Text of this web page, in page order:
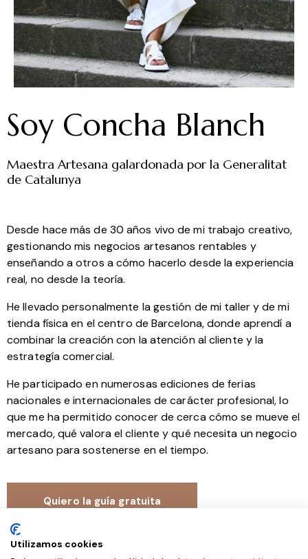
Soy Concha Blanch
Maestra Artesana galardonada por la Generalitat
de Catalunya
Desde hace más de 30 años vivo de mi trabajo creativo,
gestionando mis negocios artesanos rentables y
enseñando a otros a cómo hacerlo desde la experiencia
real, no desde la teoría.
He llevado personalmente la gestión de mi taller y de mi
tienda física en el centro de Barcelona, donde aprendí a
combinar la creación con la atención al cliente y la
estrategía comercial.
He participado en numerosas ediciones de ferias
nacionales e internacionales de carácter profesional, lo
que me ha permitido conocer de cerca cómo se mueve el
mercado, qué valora el cliente y qué necesita un negocio
artesano para sostenerse en el tiempo.
Quiero la guía gratuita
Utilizamos cookies